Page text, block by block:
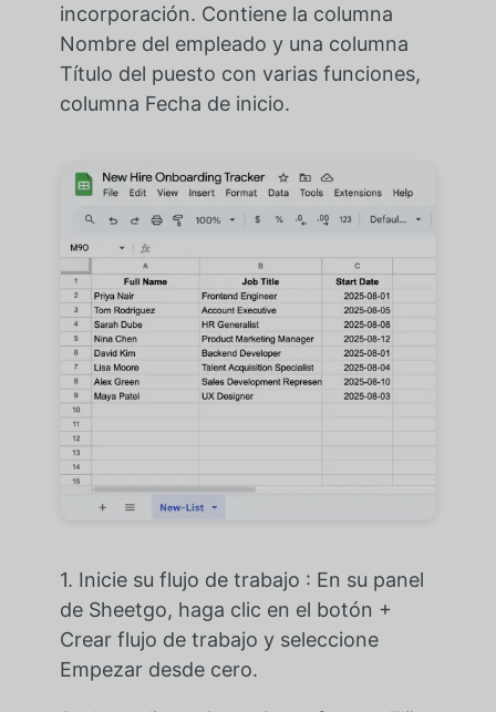
incorporación. Contiene la columna
Nombre del empleado y una columna
Título del puesto con varias funciones,
columna Fecha de inicio.
1. Inicie su flujo de trabajo : En su panel
de Sheetgo, haga clic en el botón +
Crear flujo de trabajo y seleccione
Empezar desde cero.